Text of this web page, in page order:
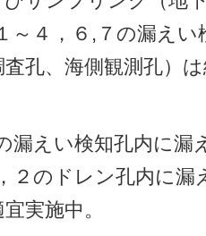
～４，６,７の漏え
孔、海側観測孔）
漏えい検知孔内に
２のドレン孔内に漏
実施中。